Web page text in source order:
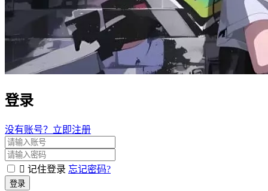
登录
没有账号？立即注册
记住登录 忘记密码?
登录